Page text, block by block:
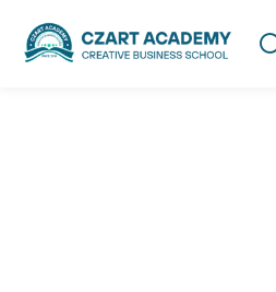
Sign in